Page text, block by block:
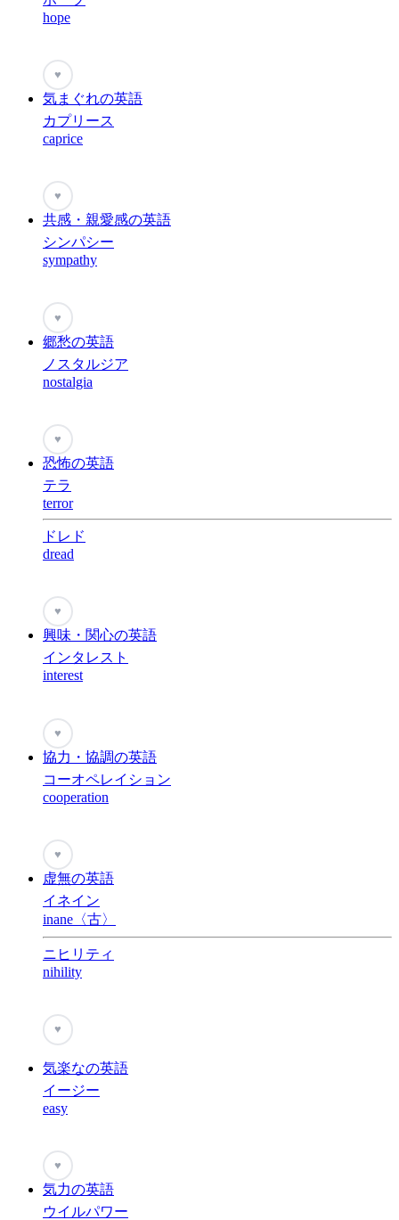
hope
♥
気まぐれの英語
カプリース
caprice
♥
共感・親愛感の英語
シンパシー
sympathy
♥
郷愁の英語
ノスタルジア
nostalgia
♥
恐怖の英語
テラ
terror
ドレド
dread
♥
興味・関心の英語
インタレスト
interest
♥
協力・協調の英語
コーオペレイション
cooperation
♥
虚無の英語
イネイン
inane〈古〉
ニヒリティ
nihility
♥
気楽なの英語
イージー
easy
♥
気力の英語
ウイルパワー